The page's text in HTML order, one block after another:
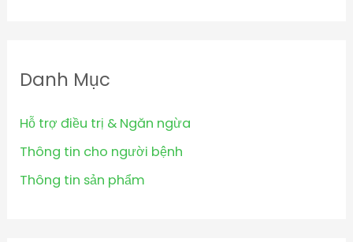
Danh Mục
Hỗ trợ điều trị & Ngăn ngừa
Thông tin cho người bệnh
Thông tin sản phẩm